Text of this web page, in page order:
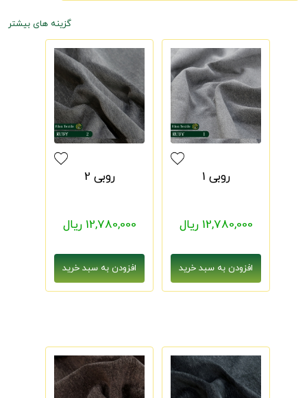
گزینه های بیشتر
روبی 1
12,780,000 ریال
روبی 2
12,780,000 ریال